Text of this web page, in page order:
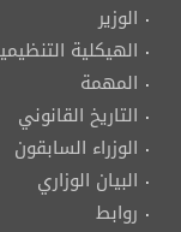
الوزير
الهيكلية التنظيمية
المهمة
التاريخ القانوني
الوزراء السابقون
البيان الوزاري
روابط